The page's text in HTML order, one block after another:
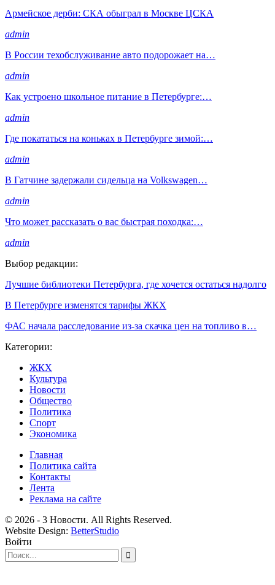
Армейское дерби: СКА обыграл в Москве ЦСКА
admin
В России техобслуживание авто подорожает на…
admin
Как устроено школьное питание в Петербурге:…
admin
Где покататься на коньках в Петербурге зимой:…
admin
В Гатчине задержали сидельца на Volkswagen…
admin
Что может рассказать о вас быстрая походка:…
admin
Выбор редакции:
Лучшие библиотеки Петербурга, где хочется остаться надолго
В Петербурге изменятся тарифы ЖКХ
ФАС начала расследование из-за скачка цен на топливо в…
Категории:
ЖКХ
Культура
Новости
Общество
Политика
Спорт
Экономика
Главная
Политика сайта
Контакты
Лента
Реклама на сайте
© 2026 - 3 Новости. All Rights Reserved.
Website Design: BetterStudio
Войти